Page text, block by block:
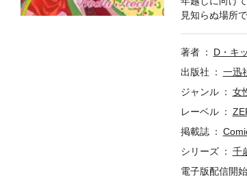
見知らぬ場所
著者
D・キ
出版社
一迅
ジャンル
女
レーベル
掲載誌
シリーズ
千
電子版配信開